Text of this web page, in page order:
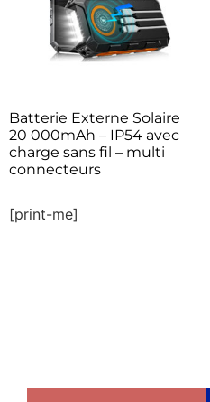
Batterie Externe Solaire
20 000mAh – IP54 avec
charge sans fil – multi
connecteurs
[print-me]